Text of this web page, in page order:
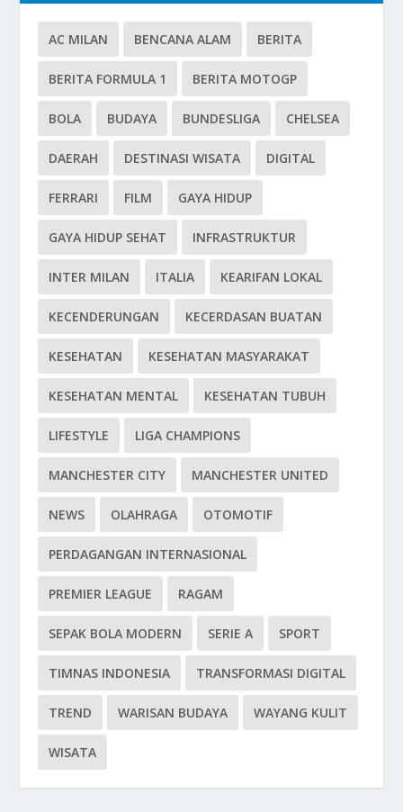
AC MILAN BENCANA ALAM BERITA
BERITA FORMULA 1 BERITA MOTOGP
BOLA BUDAYA BUNDESLIGA CHELSEA
DAERAH DESTINASI WISATA DIGITAL
FERRARI FILM GAYA HIDUP
GAYA HIDUP SEHAT INFRASTRUKTUR
INTER MILAN ITALIA KEARIFAN LOKAL
KECENDERUNGAN KECERDASAN BUATAN
KESEHATAN KESEHATAN MASYARAKAT
KESEHATAN MENTAL KESEHATAN TUBUH
LIFESTYLE LIGA CHAMPIONS
MANCHESTER CITY MANCHESTER UNITED
NEWS OLAHRAGA OTOMOTIF
PERDAGANGAN INTERNASIONAL
PREMIER LEAGUE RAGAM
SEPAK BOLA MODERN SERIE A SPORT
TIMNAS INDONESIA TRANSFORMASI DIGITAL
TREND WARISAN BUDAYA WAYANG KULIT
WISATA